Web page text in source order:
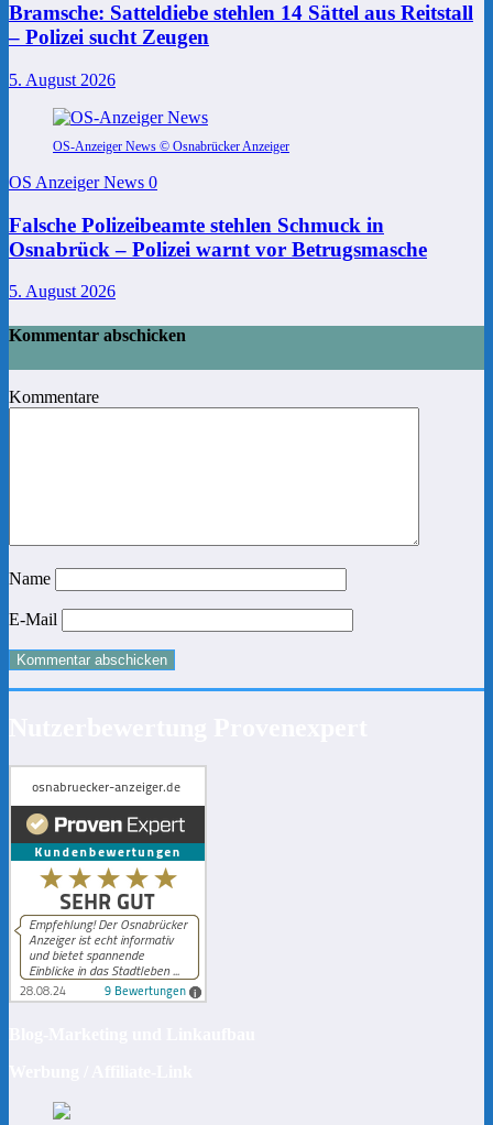
Bramsche: Satteldiebe stehlen 14 Sättel aus Reitstall
– Polizei sucht Zeugen
5. August 2026
OS-Anzeiger News © Osnabrücker Anzeiger
OS Anzeiger News 0
Falsche Polizeibeamte stehlen Schmuck in
Osnabrück – Polizei warnt vor Betrugsmasche
5. August 2026
Kommentar abschicken
Kommentare
Name
E-Mail